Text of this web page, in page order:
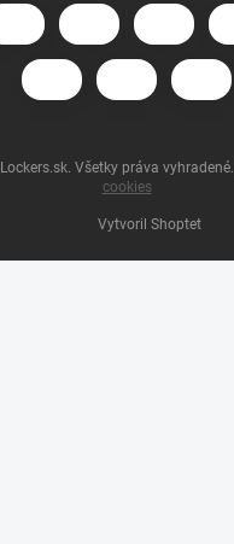
Vytvoril Shoptet
Lockers.sk. Všetky práva vyhradené.
cookies